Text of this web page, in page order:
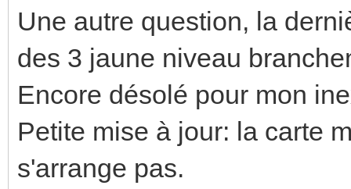
Une autre question, la
des 3 jaune niveau
Encore désolé pour mon
Petite mise à jour: la carte
s'arrange pas.